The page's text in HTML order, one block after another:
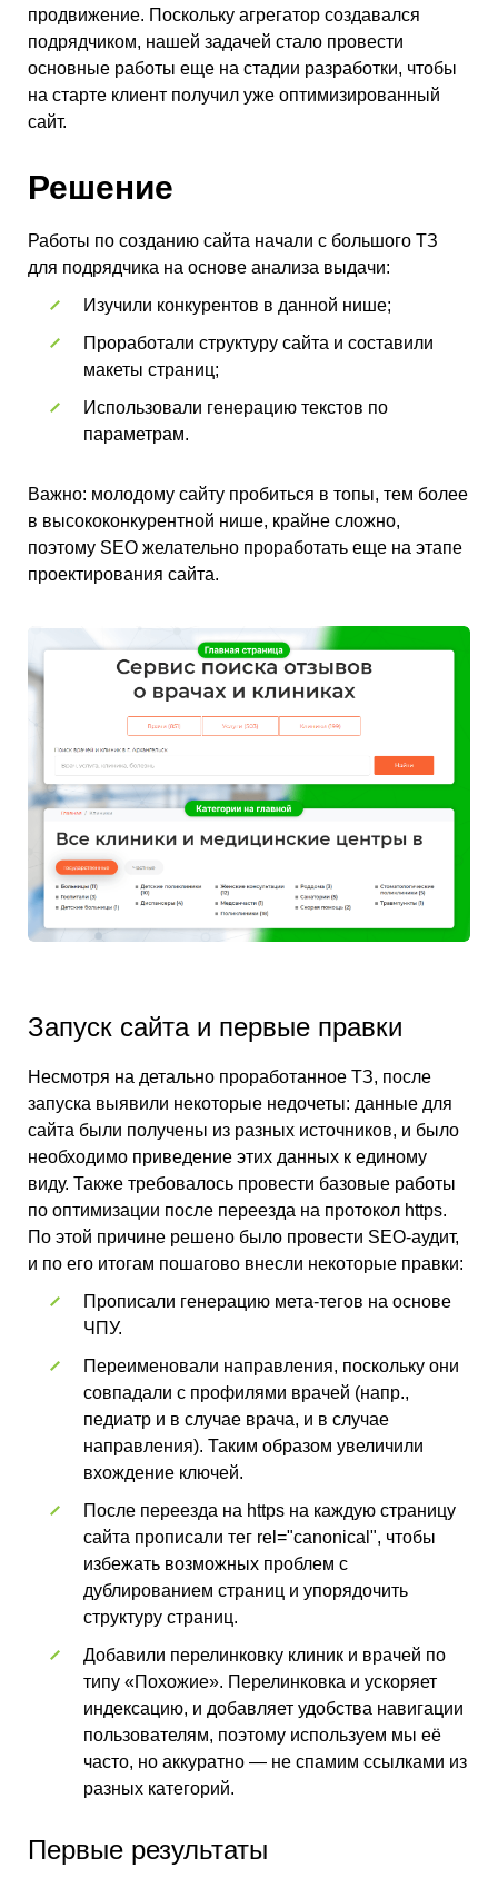
продвижение. Поскольку агрегатор создавался
подрядчиком, нашей задачей стало провести
основные работы еще на стадии разработки, чтобы
на старте клиент получил уже оптимизированный
сайт.
Решение
Работы по созданию сайта начали с большого ТЗ
для подрядчика на основе анализа выдачи:
Изучили конкурентов в данной нише;
Проработали структуру сайта и составили
макеты страниц;
Использовали генерацию текстов по
параметрам.
Важно: молодому сайту пробиться в топы, тем более
в высококонкурентной нише, крайне сложно,
поэтому SEO желательно проработать еще на этапе
проектирования сайта.
Запуск сайта и первые правки
Несмотря на детально проработанное ТЗ, после
запуска выявили некоторые недочеты: данные для
сайта были получены из разных источников, и было
необходимо приведение этих данных к единому
виду. Также требовалось провести базовые работы
по оптимизации после переезда на протокол https.
По этой причине решено было провести SEO-аудит,
и по его итогам пошагово внесли некоторые правки:
Прописали генерацию мета-тегов на основе
ЧПУ.
Переименовали направления, поскольку они
совпадали с профилями врачей (напр.,
педиатр и в случае врача, и в случае
направления). Таким образом увеличили
вхождение ключей.
После переезда на https на каждую страницу
сайта прописали тег rel="canonical", чтобы
избежать возможных проблем с
дублированием страниц и упорядочить
структуру страниц.
Добавили перелинковку клиник и врачей по
типу «Похожие». Перелинковка и ускоряет
индексацию, и добавляет удобства навигации
пользователям, поэтому используем мы её
часто, но аккуратно — не спамим ссылками из
разных категорий.
Первые результаты